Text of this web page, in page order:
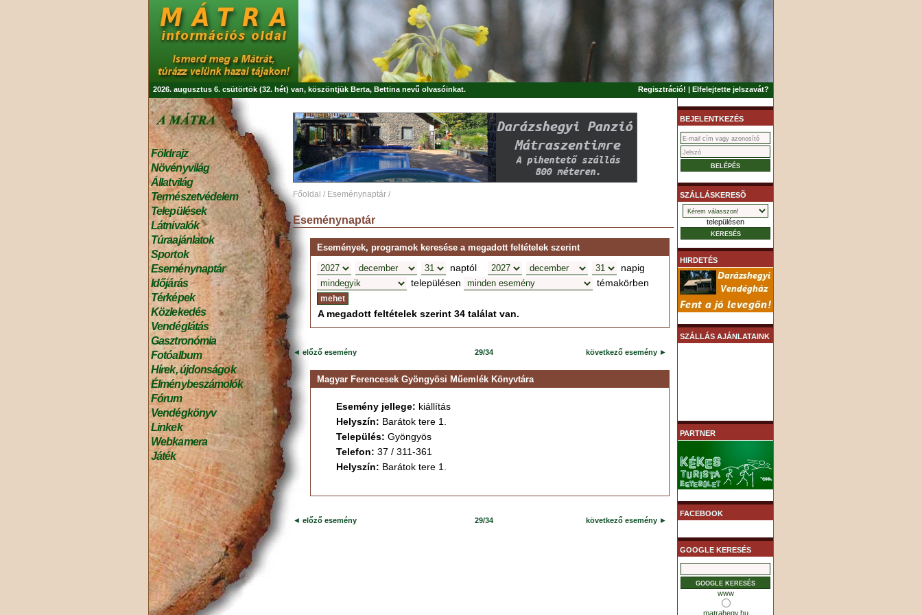
2026. augusztus 6. csütörtök (32. hét) van, köszöntjük Berta, Bettina nevű olvasóinkat. Regisztráció! | Elfelejtette jelszavát?
Földrajz
Növényvilág
Állatvilág
Természetvédelem
Települések
Látnivalók
Túraajánlatok
Sportok
Eseménynaptár
Időjárás
Térképek
Közlekedés
Vendéglátás
Gasztronómia
Fotóalbum
Hírek, újdonságok
Élménybeszámolók
Fórum
Vendégkönyv
Linkek
Webkamera
Játék
Főoldal / Eseménynaptár /
Eseménynaptár
Események, programok keresése a megadott feltételek szerint
naptól
napig
településen
témakörben
A megadott feltételek szerint 34 találat van.
◄ előző esemény 29/34 következő esemény ►
Magyar Ferencesek Gyöngyösi Műemlék Könyvtára
Esemény jellege: kiállítás
Helyszín: Barátok tere 1.
Település: Gyöngyös
Telefon: 37 / 311-361
Helyszín: Barátok tere 1.
◄ előző esemény 29/34 következő esemény ►
BEJELENTKEZÉS
SZÁLLÁSKERESÕ
településen
HIRDETÉS
SZÁLLÁS AJÁNLATAINK
PARTNER
FACEBOOK
GOOGLE KERESÉS
www
matrahegy.hu